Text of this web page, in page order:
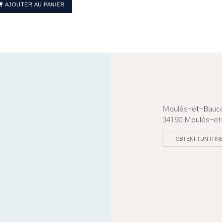
AJOUTER AU PANIER
Moulès-et-
34190 Moulès-
OBTENIR UN